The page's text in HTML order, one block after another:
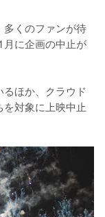
くのファンが待
に企画の中止が
ほか、クラウド
対象に上映中止